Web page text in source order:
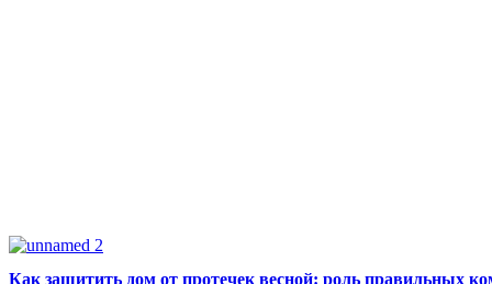
Как защитить дом от протечек весной: роль правильных